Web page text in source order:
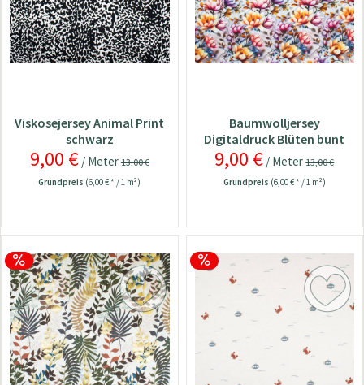
Viskosejersey Animal Print
schwarz
9,00 €/ Meter13,00 €
Grundpreis (6,00 € * / 1 m²)
Baumwolljersey
Digitaldruck Blüten bunt
9,00 € / Meter13,00 €
Grundpreis (6,00 € * / 1 m²)